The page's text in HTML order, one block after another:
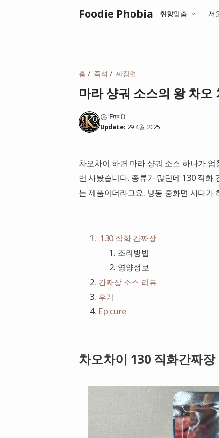
Foodie Phobia 취향맞춤 서
홈 즉석 짜장면
마라 샹궈 소스의 왕 차오
㉿℉¤¤Ｄ
Update: 29 4월 2025
차오차이 하면 마라 샹궈 소스 하나가
번 사봤습니다. 종류가 많던데 130 직화
는 제품이더라고요. 냉동 중화면 사다가
130 직화 간짜장
조리방법
영양정보
간짜장 소스 리뷰
후기
Epicure
차오차이 130 직화간짜장